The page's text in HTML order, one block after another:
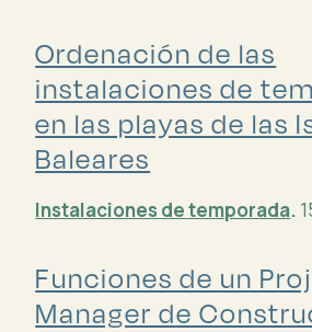
Ordenación de las
instalaciones de
en las playas de las
Baleares
Instalaciones de temporada.
Funciones de un
Manager de